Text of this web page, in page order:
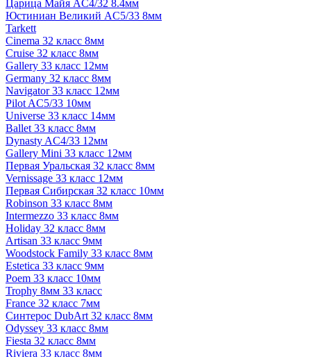
Царица Майя AC4/32 8.4мм
Юстиниан Великий AC5/33 8мм
Tarkett
Cinema 32 класс 8мм
Cruise 32 класс 8мм
Gallery 33 класс 12мм
Germany 32 класс 8мм
Navigator 33 класс 12мм
Pilot AC5/33 10мм
Universe 33 класс 14мм
Ballet 33 класс 8мм
Dynasty AC4/33 12мм
Gallery Mini 33 класс 12мм
Первая Уральская 32 класс 8мм
Vernissage 33 класс 12мм
Первая Сибирская 32 класс 10мм
Robinson 33 класс 8мм
Intermezzo 33 класс 8мм
Holiday 32 класс 8мм
Artisan 33 класс 9мм
Woodstock Family 33 класс 8мм
Estetica 33 класс 9мм
Poem 33 класс 10мм
Trophy 8мм 33 класс
France 32 класс 7мм
Синтерос DubArt 32 класс 8мм
Odyssey 33 класс 8мм
Fiesta 32 класс 8мм
Riviera 33 класс 8мм